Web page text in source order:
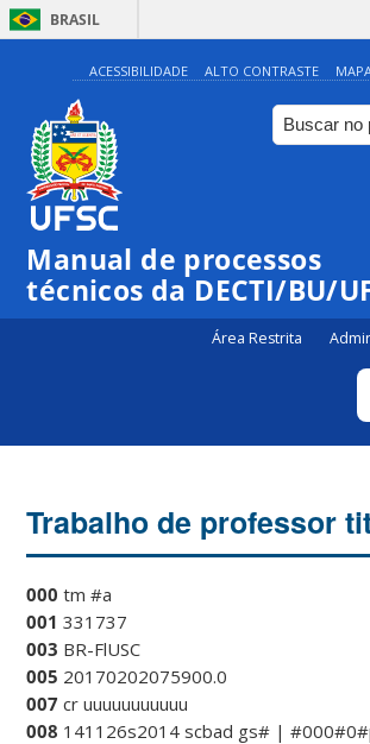
BRASIL
ACESSIBILIDADE ALTO CONTRASTE
Manual de processos
técnicos da DECTI/BU/
Área Restrita
Trabalho de professor
000 tm #a
001 331737
003 BR-FlUSC
005 20170202075900.0
007 cr uuuuuuuuuuu
008 141126s2014 scbad gs# |